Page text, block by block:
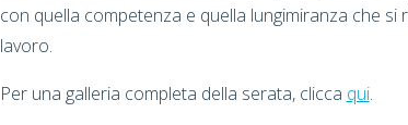
con quella competenza e quella lungimiranza che
lavoro.
Per una galleria completa della serata, clicca qui.